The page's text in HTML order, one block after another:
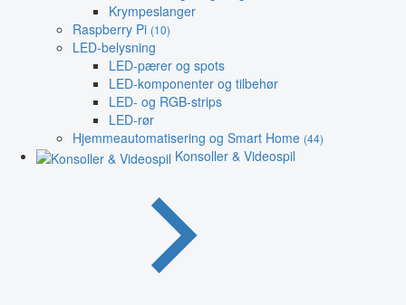
Krympeslanger
Raspberry Pi (10)
LED-belysning
LED-pærer og spots
LED-komponenter og tilbehør
LED- og RGB-strips
LED-rør
Hjemmeautomatisering og Smart Home (44)
Konsoller & Videospil